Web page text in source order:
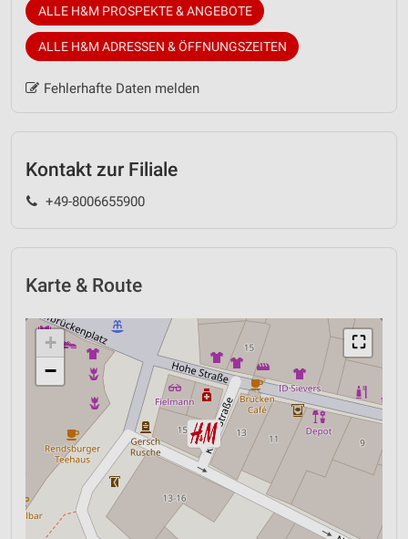
ALLE H&M PROSPEKTE & ANGEBOTE
ALLE H&M ADRESSEN & ÖFFNUNGSZEITEN
Fehlerhafte Daten melden
Kontakt zur Filiale
+49-8006655900
Karte & Route
⛶
+
−